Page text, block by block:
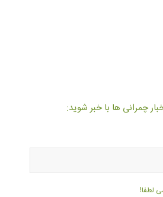
چمرانی ها با خبر شوید: